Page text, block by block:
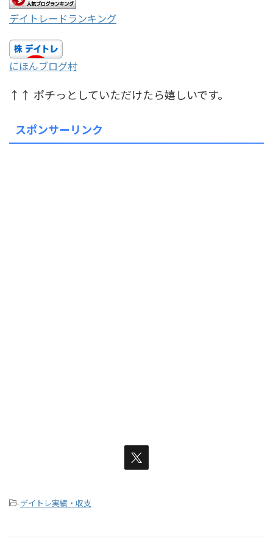
デイトレードランキング
にほんブログ村
↑↑ ポチっとしていただけたら嬉しいです。
スポンサーリンク
-デイトレ実績・収支